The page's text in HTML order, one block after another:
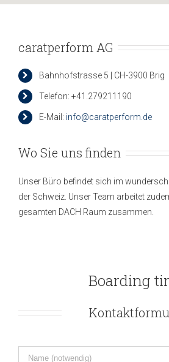
caratperform AG
Bahnhofstrasse 5 | CH-3900 Brig
Telefon: +41.279211190
E-Mail: info@caratperform.de
Wo Sie uns finden
Unser Büro befindet sich im
der Schweiz. Unser Team arbeitet
gesamten DACH Raum zusammen.
Boarding